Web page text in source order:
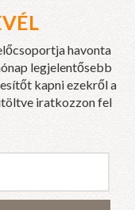
havonta
legjelentősebb
kapni ezekről a
iratkozzon fel